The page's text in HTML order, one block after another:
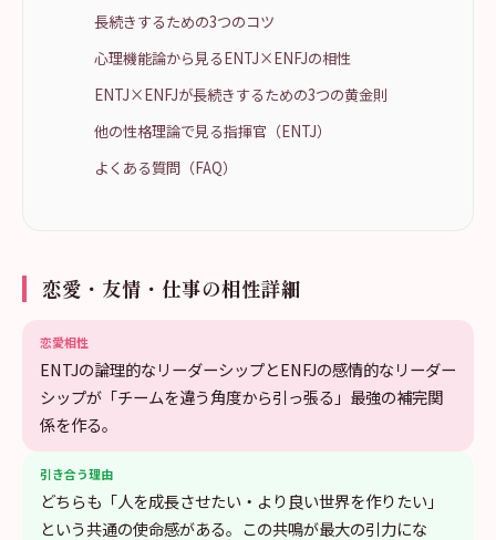
長続きするための3つのコツ
心理機能論から見るENTJ×ENFJの相性
ENTJ×ENFJが長続きするための3つの黄金則
他の性格理論で見る指揮官（ENTJ）
よくある質問（FAQ）
恋愛・友情・仕事の相性詳細
恋愛相性
ENTJの論理的なリーダーシップとENFJの感情的なリーダー
シップが「チームを違う角度から引っ張る」最強の補完関
係を作る。
引き合う理由
どちらも「人を成長させたい・より良い世界を作りたい」
という共通の使命感がある。この共鳴が最大の引力にな